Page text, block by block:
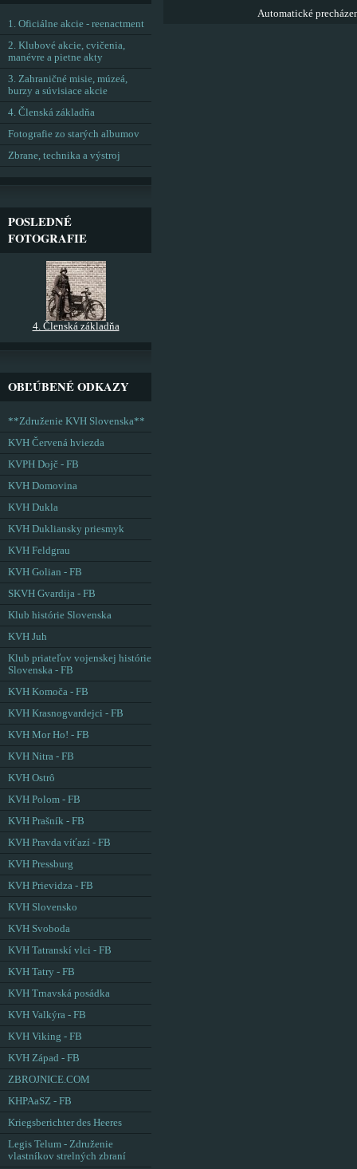
Automatické
1. Oficiálne akcie - reenactment
2. Klubové akcie, cvičenia,
manévre a pietne akty
3. Zahraničné misie, múzeá,
burzy a súvisiace akcie
4. Členská základňa
Fotografie zo starých albumov
Zbrane, technika a výstroj
POSLEDNÉ
FOTOGRAFIE
4. Členská základňa
OBĽÚBENÉ ODKAZY
**Združenie KVH Slovenska**
KVH Červená hviezda
KVPH Dojč - FB
KVH Domovina
KVH Dukla
KVH Dukliansky priesmyk
KVH Feldgrau
KVH Golian - FB
SKVH Gvardija - FB
Klub histórie Slovenska
KVH Juh
Klub priateľov vojenskej histórie
Slovenska - FB
KVH Komoča - FB
KVH Krasnogvardejci - FB
KVH Mor Ho! - FB
KVH Nitra - FB
KVH Ostrô
KVH Polom - FB
KVH Prašník - FB
KVH Pravda víťazí - FB
KVH Pressburg
KVH Prievidza - FB
KVH Slovensko
KVH Svoboda
KVH Tatranskí vlci - FB
KVH Tatry - FB
KVH Trnavská posádka
KVH Valkýra - FB
KVH Viking - FB
KVH Západ - FB
ZBROJNICE.COM
KHPAaSZ - FB
Kriegsberichter des Heeres
Legis Telum - Združenie
vlastníkov strelných zbraní